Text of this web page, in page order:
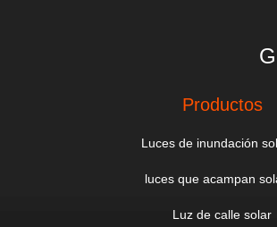
Productos
Luces de inundación
luces que acampan
Luz de calle solar